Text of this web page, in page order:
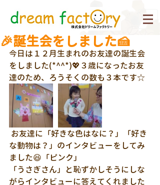
🎉誕生会をしました🍰
今日は１２月生まれのお友達の誕生会
をしました(*^^*)💖３歳になったお友
達のため、ろうそくの数も３本です☆
な動物は？」のインタビューをしてみ
ました😆「ピンク」
「うさぎさん」と恥ずかしそうにしな
がらインタビューに答えてくれました